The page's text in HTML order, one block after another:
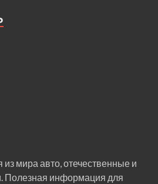
мира авто, отечественные и
Полезная информация для